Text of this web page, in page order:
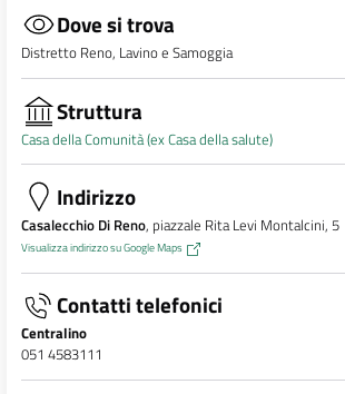
Dove si trova
Distretto Reno, Lavino e Samoggia
Struttura
Casa della Comunità (ex Casa della salute)
Indirizzo
Casalecchio Di Reno, piazzale Rita Levi Montalcini, 5
Visualizza indirizzo su Google Maps
Contatti telefonici
Centralino
051 4583111